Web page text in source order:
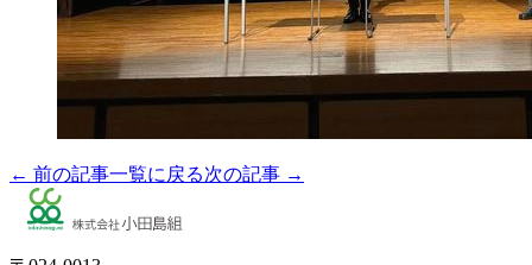
← 前の記事一覧に戻る次の記事 →